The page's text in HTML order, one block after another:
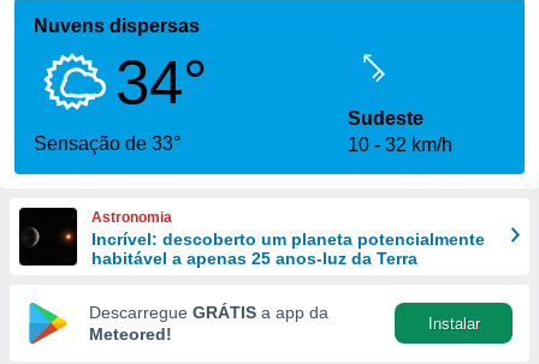
foi
fornecidas
a este
das
e
forma
digital
Nuvens dispersas
34°
Sensação de 33°
Sudeste
10
32 km/h
Astronomia
Incrível: descoberto um planeta potencialmente
habitável a apenas 25 anos-luz da Terra
Descarregue GRÁTIS a app da
Meteored!
Instalar